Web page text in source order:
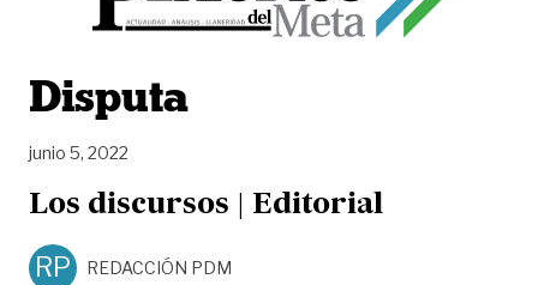
Disputa
junio 5, 2022
Los discursos | Editorial
RP REDACCIÓN PDM